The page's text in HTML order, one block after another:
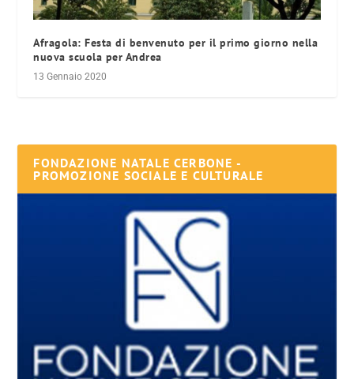
Afragola: Festa di benvenuto per il primo giorno nella
nuova scuola per Andrea
13 Gennaio 2020
FONDAZIONE NATALE CERBONE -
PROMOZIONE SOCIALE E CULTURALE